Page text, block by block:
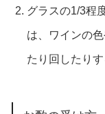
グラスの1/3程
は、ワインの
たり回したりす